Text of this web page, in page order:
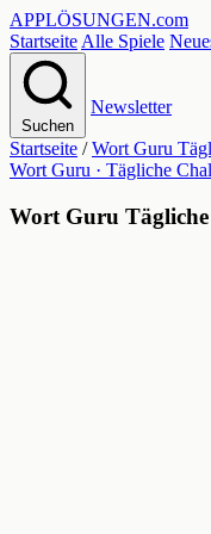
APPLÖSUNGEN.com
Startseite Alle Spiele
Suchen
Newsletter
Startseite / Wort Guru
Wort Guru · Tägliche
Wort Guru